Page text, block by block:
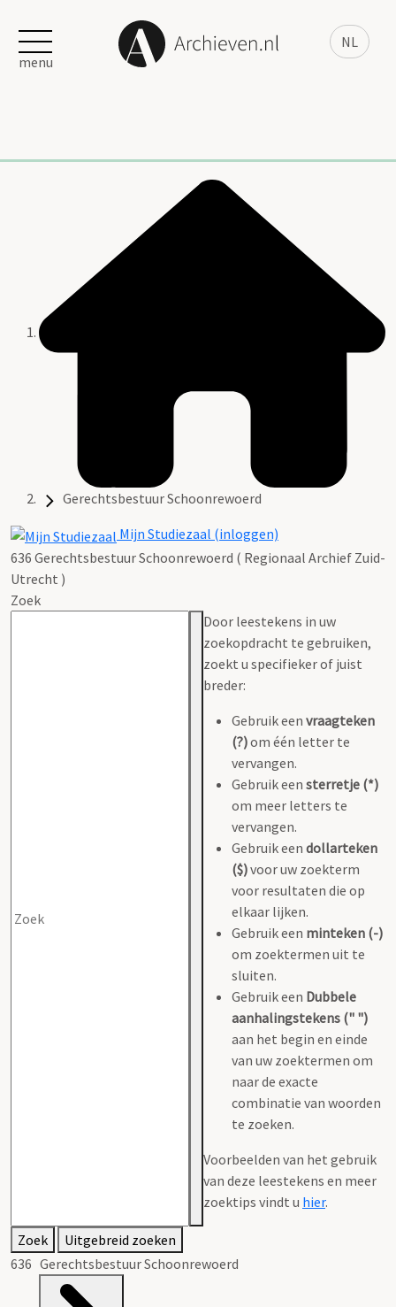
NL
menu
Gerechtsbestuur Schoonrewoerd
Mijn Studiezaal (inloggen)
636 Gerechtsbestuur Schoonrewoerd ( Regionaal Archief Zuid-
Utrecht )
Zoek
Door leestekens in uw
zoekopdracht te gebruiken,
zoekt u specifieker of juist
breder:
Gebruik een vraagteken
(?)om één letter te
vervangen.
Gebruik een sterretje (*)
om meer letters te
vervangen.
Gebruik een dollarteken
($)voor uw zoekterm
voor resultaten die op
elkaar lijken.
Gebruik een minteken (-)
om zoektermen uit te
sluiten.
Gebruik een Dubbele
aanhalingstekens (" ")
aan het begin en einde
van uw zoektermen om
naar de exacte
combinatie van woorden
te zoeken.
Voorbeelden van het gebruik
van deze leestekens en meer
zoektips vindt u hier.
Zoek
Uitgebreid zoeken
636 Gerechtsbestuur Schoonrewoerd